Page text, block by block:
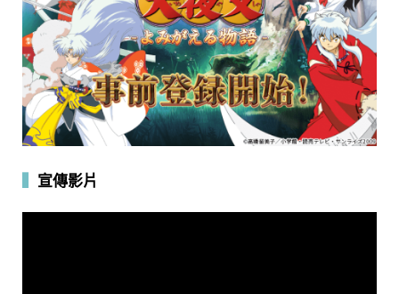
宣傳影片